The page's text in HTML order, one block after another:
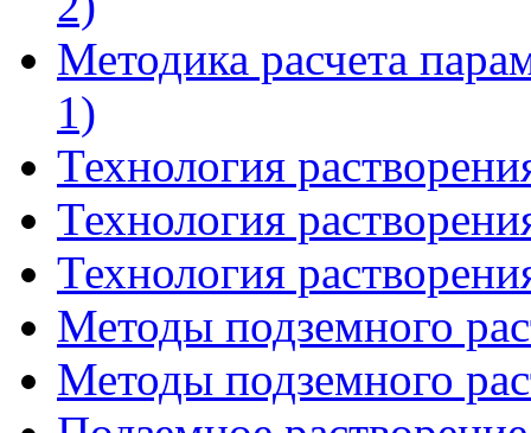
Методика расчета
1)
Технология
Технология
Технология
Методы подземного
Методы подземного